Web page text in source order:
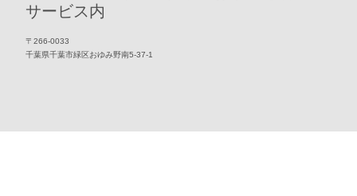
サービス内
〒266-0033
千葉県千葉市緑区おゆみ野南5-37-1